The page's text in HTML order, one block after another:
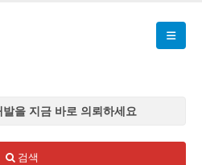
을 지금 바로 의뢰하세요
을 지금 바로 의뢰하세요
검색